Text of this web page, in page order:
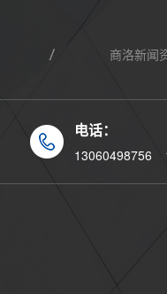
商洛新闻
电话：
13060498756